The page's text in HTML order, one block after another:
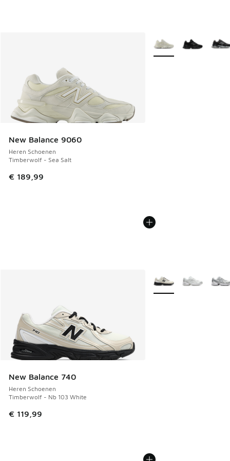
New Balance 9060
Heren Schoenen
Timberwolf - Sea Salt
€ 189,99
Meer kleuren
New Balance 740
Heren Schoenen
Timberwolf - Nb 103 White
€ 119,99
Meer kleuren